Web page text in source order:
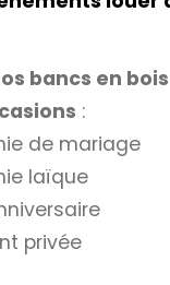
bancs en bois
:
de mariage
laïque
privée